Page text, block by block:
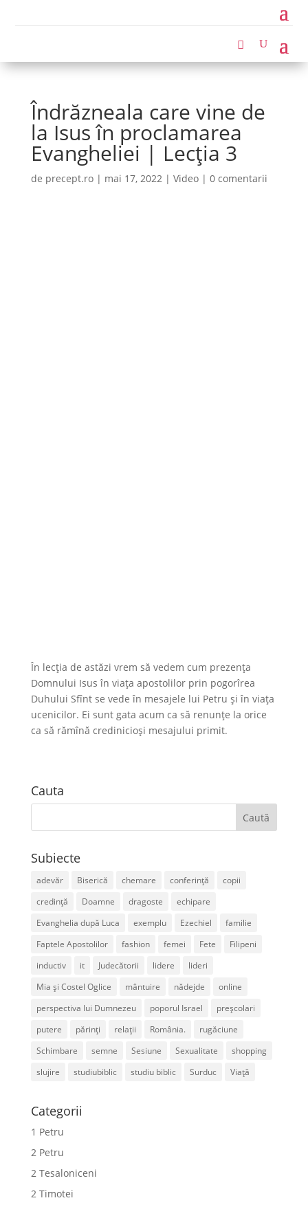
Îndrăzneala care vine de
la Isus în proclamarea
Evangheliei | Lecția 3
de precept.ro| mai 17, 2022| Video| 0 comentarii
În lecția de astăzi vrem să vedem cum prezența
Domnului Isus în viața apostolilor prin pogorîrea
Duhului Sfînt se vede în mesajele lui Petru și în viața
ucenicilor. Ei sunt gata acum ca să renunțe la orice
ca să rămînă credinicioși mesajului primit.
Cauta
Subiecte
adevăr Biserică chemare conferință
copii
credință
Doamne dragoste
echipare
Evanghelia după Luca
exemplu Ezechiel
familie
Faptele Apostolilor
fashion femei Fete
Filipeni
inductiv
it Judecătorii lidere
lideri
Mia și Costel Oglice
mântuire nădejde
online
perspectiva lui Dumnezeu
poporul Israel
preșcolari
putere
părinți relații România.
rugăciune
Schimbare
semne Sesiune Sexualitate
shopping
slujire
studiubiblic studiu biblic Surduc Viață
Categorii
1 Petru
2 Petru
2 Tesaloniceni
2 Timotei